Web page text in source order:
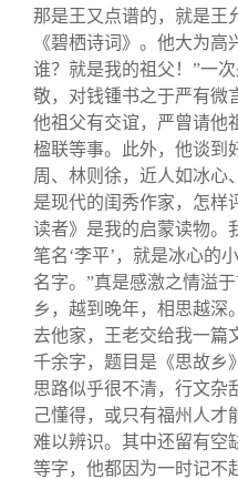
那是王又点谱的，就是王
《碧栖诗词》。他大为
谁？就是我的祖父！”一
敬，对钱锺书之于严有微
他祖父有交谊，严曾请他
楹联等事。此外，他谈到
周、林则徐，近人如冰心
是现代的闺秀作家，怎样
读者》是我的启蒙读物。
笔名‘李平’，就是冰心的
名字。”真是感激之情溢
乡，越到晚年，相思越深。
去他家，王老交给我一篇
千余字，题目是《思故乡
思路似乎很不清，行文杂
己懂得，或只有福州人才
难以辨识。其中还留有空
等字，他都因为一时记不